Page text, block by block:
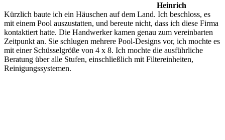
Heinrich
Kürzlich baute ich ein Häuschen auf dem Land. Ich beschloss, es
mit einem Pool auszustatten, und bereute nicht, dass ich diese Firma
kontaktiert hatte. Die Handwerker kamen genau zum vereinbarten
Zeitpunkt an. Sie schlugen mehrere Pool-Designs vor, ich mochte es
mit einer Schüsselgröße von 4 x 8. Ich mochte die ausführliche
Beratung über alle Stufen, einschließlich mit Filtereinheiten,
Reinigungssystemen.